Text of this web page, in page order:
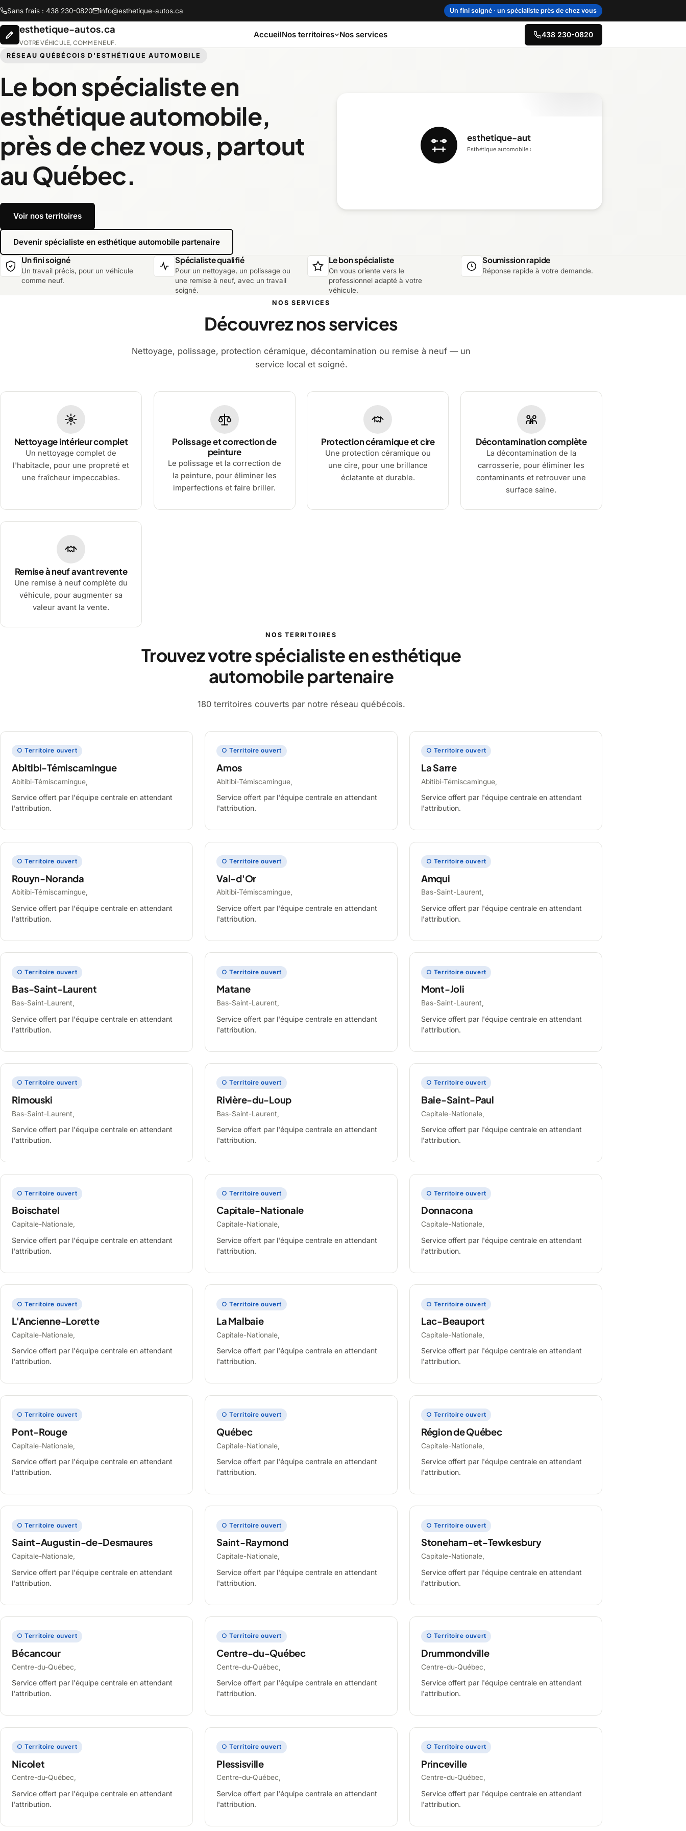
Sans frais : 438 230-0820 info@esthetique-autos.ca Un fini soigné · un spécialiste près de chez vous
esthetique-autos.ca
VOTRE VÉHICULE, COMME NEUF.
AccueilNos territoires
Abitibi-Témiscamingue
Chaudière-Appalaches
Gaspésie–Îles-de-la-
Madeleine
Lanaudière
Nos services 438 230-0820
RÉSEAU QUÉBÉCOIS D'ESTHÉTIQUE AUTOMOBILE
Le bon spécialiste en
esthétique automobile,
près de chez vous, partout
au Québec.
Voir nos territoires
Devenir spécialiste en esthétique automobile partenaire
esthetique-autos.ca
Esthétique automobile au Québec
Un fini soigné
Un travail précis, pour un véhicule
comme neuf.
Spécialiste qualifié
Pour un nettoyage, un polissage ou
une remise à neuf, avec un travail
soigné.
Le bon spécialiste
On vous oriente vers le
professionnel adapté à votre
véhicule.
Soumission rapide
Réponse rapide à votre demande.
NOS SERVICES
Découvrez nos services
Nettoyage, polissage, protection céramique, décontamination ou remise à neuf — un
service local et soigné.
Nettoyage intérieur complet
Un nettoyage complet de
l'habitacle, pour une propreté et
une fraîcheur impeccables.
Polissage et correction de
peinture
Le polissage et la correction de
la peinture, pour éliminer les
imperfections et faire briller.
Protection céramique et cire
Une protection céramique ou
une cire, pour une brillance
éclatante et durable.
Décontamination complète
La décontamination de la
carrosserie, pour éliminer les
contaminants et retrouver une
surface saine.
Remise à neuf avant revente
Une remise à neuf complète du
véhicule, pour augmenter sa
valeur avant la vente.
NOS TERRITOIRES
Trouvez votre spécialiste en esthétique
automobile partenaire
180 territoires couverts par notre réseau québécois.
○ Territoire ouvert
Abitibi-Témiscamingue
Abitibi-Témiscamingue,
Service offert par l'équipe centrale en attendant
l'attribution.
○ Territoire ouvert
Amos
Abitibi-Témiscamingue,
Service offert par l'équipe centrale en attendant
l'attribution.
○ Territoire ouvert
La Sarre
Abitibi-Témiscamingue,
Service offert par l'équipe centrale en attendant
l'attribution.
○ Territoire ouvert
Rouyn-Noranda
Abitibi-Témiscamingue,
Service offert par l'équipe centrale en attendant
l'attribution.
○ Territoire ouvert
Val-d'Or
Abitibi-Témiscamingue,
Service offert par l'équipe centrale en attendant
l'attribution.
○ Territoire ouvert
Amqui
Bas-Saint-Laurent,
Service offert par l'équipe centrale en attendant
l'attribution.
○ Territoire ouvert
Bas-Saint-Laurent
Bas-Saint-Laurent,
Service offert par l'équipe centrale en attendant
l'attribution.
○ Territoire ouvert
Matane
Bas-Saint-Laurent,
Service offert par l'équipe centrale en attendant
l'attribution.
○ Territoire ouvert
Mont-Joli
Bas-Saint-Laurent,
Service offert par l'équipe centrale en attendant
l'attribution.
○ Territoire ouvert
Rimouski
Bas-Saint-Laurent,
Service offert par l'équipe centrale en attendant
l'attribution.
○ Territoire ouvert
Rivière-du-Loup
Bas-Saint-Laurent,
Service offert par l'équipe centrale en attendant
l'attribution.
○ Territoire ouvert
Baie-Saint-Paul
Capitale-Nationale,
Service offert par l'équipe centrale en attendant
l'attribution.
○ Territoire ouvert
Boischatel
Capitale-Nationale,
Service offert par l'équipe centrale en attendant
l'attribution.
○ Territoire ouvert
Capitale-Nationale
Capitale-Nationale,
Service offert par l'équipe centrale en attendant
l'attribution.
○ Territoire ouvert
Donnacona
Capitale-Nationale,
Service offert par l'équipe centrale en attendant
l'attribution.
○ Territoire ouvert
L'Ancienne-Lorette
Capitale-Nationale,
Service offert par l'équipe centrale en attendant
l'attribution.
○ Territoire ouvert
La Malbaie
Capitale-Nationale,
Service offert par l'équipe centrale en attendant
l'attribution.
○ Territoire ouvert
Lac-Beauport
Capitale-Nationale,
Service offert par l'équipe centrale en attendant
l'attribution.
○ Territoire ouvert
Pont-Rouge
Capitale-Nationale,
Service offert par l'équipe centrale en attendant
l'attribution.
○ Territoire ouvert
Québec
Capitale-Nationale,
Service offert par l'équipe centrale en attendant
l'attribution.
○ Territoire ouvert
Région de Québec
Capitale-Nationale,
Service offert par l'équipe centrale en attendant
l'attribution.
○ Territoire ouvert
Saint-Augustin-de-Desmaures
Capitale-Nationale,
Service offert par l'équipe centrale en attendant
l'attribution.
○ Territoire ouvert
Saint-Raymond
Capitale-Nationale,
Service offert par l'équipe centrale en attendant
l'attribution.
○ Territoire ouvert
Stoneham-et-Tewkesbury
Capitale-Nationale,
Service offert par l'équipe centrale en attendant
l'attribution.
○ Territoire ouvert
Bécancour
Centre-du-Québec,
Service offert par l'équipe centrale en attendant
l'attribution.
○ Territoire ouvert
Centre-du-Québec
Centre-du-Québec,
Service offert par l'équipe centrale en attendant
l'attribution.
○ Territoire ouvert
Drummondville
Centre-du-Québec,
Service offert par l'équipe centrale en attendant
l'attribution.
○ Territoire ouvert
Nicolet
Centre-du-Québec,
Service offert par l'équipe centrale en attendant
l'attribution.
○ Territoire ouvert
Plessisville
Centre-du-Québec,
Service offert par l'équipe centrale en attendant
l'attribution.
○ Territoire ouvert
Princeville
Centre-du-Québec,
Service offert par l'équipe centrale en attendant
l'attribution.